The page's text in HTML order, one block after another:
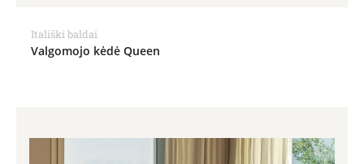
Itališki baldai
Valgomojo kėdė Queen